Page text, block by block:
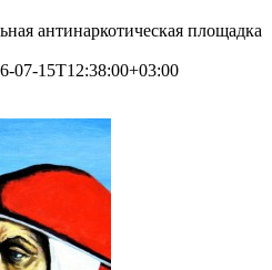
антинаркотическая площадка
07-15T12:38:00+03:00